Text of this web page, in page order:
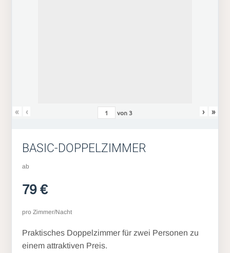
« ‹ von3 › »
BASIC-DOPPELZIMMER
ab
79 €
pro Zimmer/Nacht
Praktisches Doppelzimmer für zwei Personen zu
einem attraktiven Preis.